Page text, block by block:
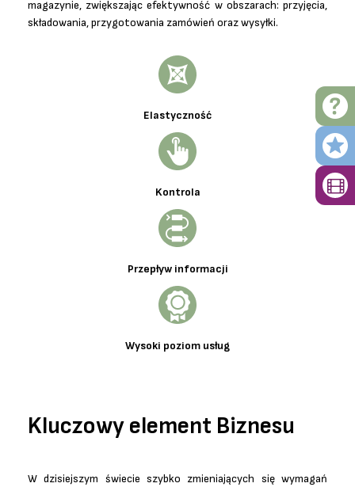
magazynie, zwiększając efektywność w obszarach: przyjęcia,
składowania, przygotowania zamówień oraz wysyłki.
Elastyczność
Kontrola
Przepływ informacji
Wysoki poziom usług
Kluczowy element Biznesu
W dzisiejszym świecie szybko zmieniających się wymagań